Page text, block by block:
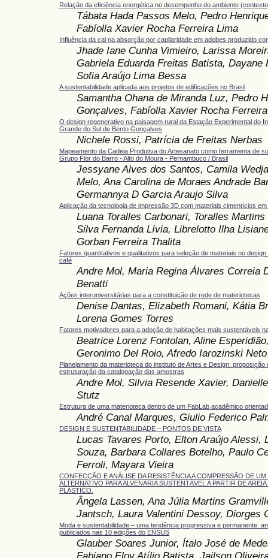
Relação da eficiência energética no desempenho do ambiente
Tábata Hada Passos Melo, Pedro
Fabíolla Xavier Rocha Ferreira Lima
Influência da cal na absorção por capilaridade em adobes produzido
Jhade Iane Cunha Vimieiro, Larissa
Gabriela Eduarda Freitas Batista, Dayane
Sofia Araújo Lima Bessa
A sustentabilidade aplicada aos projetos de edificações no Brasil
Samantha Ohana de Miranda Luz, Pedro
Gonçalves, Fabíolla Xavier Rocha
O design regenerativo na paisagem rural da Estação Experimental do
Grande do Sul de Bento Gonçalves
Nichele Rossi, Patrícia de Freitas Nerbas
Mapeamento da Cadeia Produtiva do Artesanato como ferramenta de
Grupo Flor do Barro - Alto do Moura - Pernambuco / Brasil
Jessyane Alves dos Santos, Camila
Melo, Ana Carolina de Moraes Andrade
Germannya D Garcia Araujo Silva
Aplicação da tecnologia de impressão 3D com materiais cimentícios
Luana Toralles Carbonari, Toralles
Silva Fernanda Lívia, Librelotto Ilha
Gorban Ferreira Thalita
Fatores quantitativos e qualitativos para seleção de materiais no
café
Andre Mol, Maria Regina Álvares Correia
Benatti
Ações interuniversitárias para a constituição de rede de materiotecas
Denise Dantas, Elizabeth Romani, Kátia
Lorena Gomes Torres
Fatores motivadores para a adoção de habitações mais sustentáveis
Beatrice Lorenz Fontolan, Aline
Geronimo Del Roio, Afredo Iarozinski Neto
Planejamento da materioteca do instituto de Artes e Design: proposição
estruturação da catalogação das amostras
Andre Mol, Silvia Resende Xavier,
Stutz
Estrutura de uma materioteca dentro de um FabLab acadêmico
André Canal Marques, Giulio Federico
DESIGN E SUSTENTABILIDADE – PONTOS DE VISTA
Lucas Tavares Porto, Elton Araújo Alessi,
Souza, Barbara Collares Botelho, Paulo
Ferroli, Mayara Vieira
CONFECÇÃO E ANÁLISE DA RESISTÊNCIA A COMPRESSÃO DE UM
ALTERNATIVO PARA ALVENARIA SUSTENTÁVEL A PARTIR DE
PLÁSTICO.
Ângela Lassen, Ana Júlia Martins
Jantsch, Laura Valentini Dessoy, Diorges
Moda e sustentabilidade – uma tendência progressiva e permanente:
publicados nas 10 edições do ENSUS
Glauber Soares Junior, Ítalo José de
Fabiano Eloy Atílio Batista, Jailson